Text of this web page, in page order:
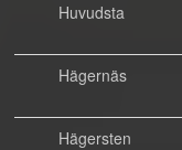
Huvudsta
Hägernäs
Hägersten